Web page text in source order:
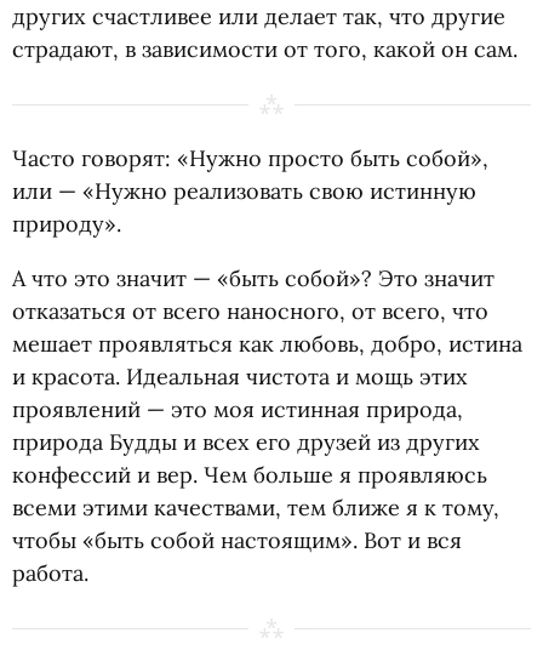
других счастливее или делает так, что другие
страдают, в зависимости от того, какой он сам.
Часто говорят: «Нужно просто быть собой»,
или — «Нужно реализовать свою истинную
природу».
А что это значит — «быть собой»? Это значит
отказаться от всего наносного, от всего, что
мешает проявляться как любовь, добро, истина
и красота. Идеальная чистота и мощь этих
проявлений — это моя истинная природа,
природа Будды и всех его друзей из других
конфессий и вер. Чем больше я проявляюсь
всеми этими качествами, тем ближе я к тому,
чтобы «быть собой настоящим». Вот и вся
работа.